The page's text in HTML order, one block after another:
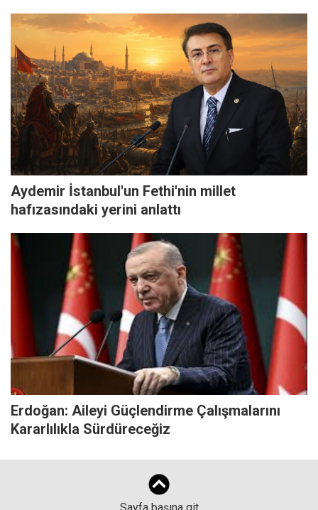
Aydemir İstanbul'un Fethi'nin millet
hafızasındaki yerini anlattı
Erdoğan: Aileyi Güçlendirme Çalışmalarını
Kararlılıkla Sürdüreceğiz